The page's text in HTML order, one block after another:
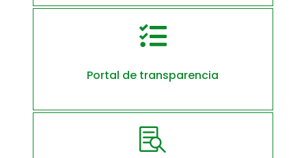

Portal de transparencia
